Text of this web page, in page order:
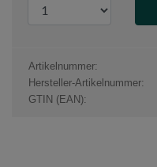
r
d
u
k
Artikelnummer:
Hersteller-Artikelnummer:
GTIN (EAN):